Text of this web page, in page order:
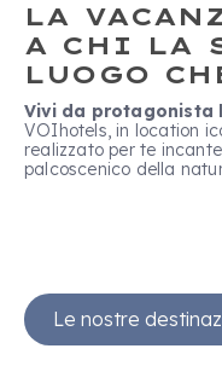
LA
A CHI LA
LUOGO
Vivi da protagonista
VOIhotels, in location
realizzato per te
palcoscenico della
Le nostre